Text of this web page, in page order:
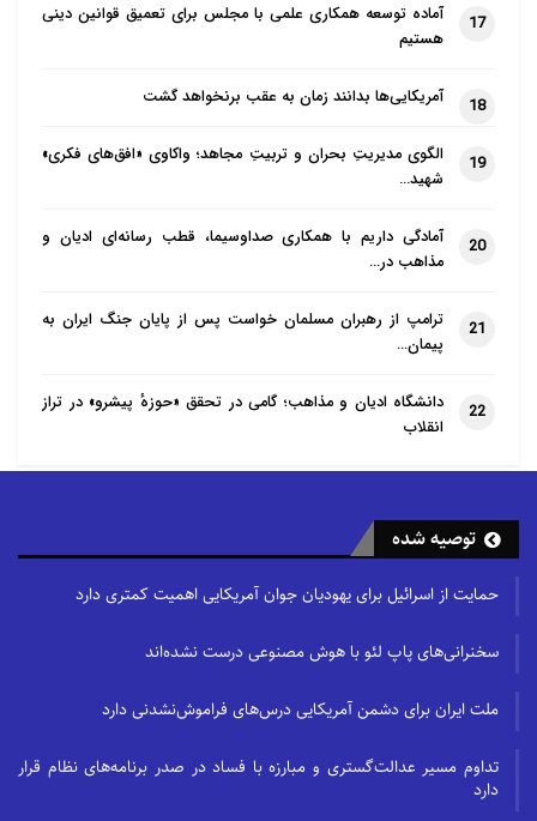
17
آماده توسعه همکاری علمی با مجلس برای تعمیق قوانین دینی
هستیم
18 آمریکایی‌ها بدانند زمان به عقب برنخواهد گشت
19
الگوی مدیریتِ بحران و تربیتِ مجاهد؛ واکاوی «افق‌های فکری»
شهید…
20
آمادگی داریم با همکاری صداوسیما، قطب رسانه‌ای ادیان و
مذاهب در…
21
ترامپ از رهبران مسلمان خواست پس از پایان جنگ ایران به
پیمان…
22
دانشگاه ادیان و مذاهب؛ گامی در تحقق «حوزهٔ پیشرو» در تراز
انقلاب
توصیه شده
حمایت از اسرائیل برای یهودیان جوان آمریکایی اهمیت کمتری دارد
سخنرانی‌های پاپ لئو با هوش مصنوعی درست نشده‌اند
ملت ایران برای دشمن آمریکایی درس‌های فراموش‌نشدنی دارد
تداوم مسیر عدالت‌گستری و مبارزه با فساد در صدر برنامه‌های نظام قرار
دارد